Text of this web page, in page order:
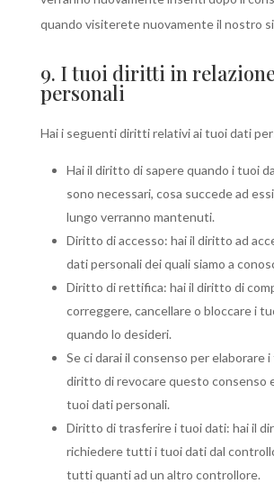
quando visiterete nuovamente il nostro
9. I tuoi diritti in
personali
Hai i seguenti diritti relativi ai tuoi dati
Hai il diritto di sapere quando i tuoi
sono necessari, cosa succede ad
lungo verranno mantenuti.
Diritto di accesso: hai il diritto ad
dati personali dei quali siamo a
Diritto di rettifica: hai il diritto di
correggere, cancellare o bloccare i
quando lo desideri.
Se ci darai il consenso per elaborare
diritto di revocare questo consenso
tuoi dati personali.
Diritto di trasferire i tuoi dati: hai il
richiedere tutti i tuoi dati dal
tutti quanti ad un altro controllore.